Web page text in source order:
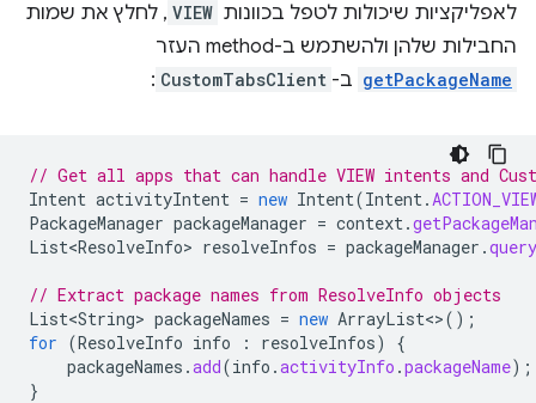
לאפליקציות שיכולות לטפל בכוונות VIEW , לחלץ את שמות
החבילות שלהן ולהשתמש ב-method העזר
getPackageName ב- CustomTabsClient
:
// Get all apps that can handle VIEW intents and
Intent activityIntent = new Intent(Intent.
PackageManager packageManager = context.
List<ResolveInfo> resolveInfos = packageManager .
// Extract package names from ResolveInfo objects
List<String> packageNames = new ArrayList<>();
for (ResolveInfo info : resolveInfos)
{
packageNames .add(info .activityInfo .packageName);
}